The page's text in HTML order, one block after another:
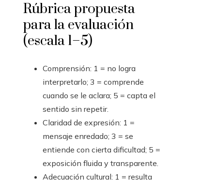
Rúbrica propuesta
para la evaluación
(escala 1–5)
Comprensión: 1 = no logra
interpretarlo; 3 = comprende
cuando se le aclara; 5 = capta el
sentido sin repetir.
Claridad de expresión: 1 =
mensaje enredado; 3 = se
entiende con cierta dificultad; 5 =
exposición fluida y transparente.
Adecuación cultural: 1 = resulta